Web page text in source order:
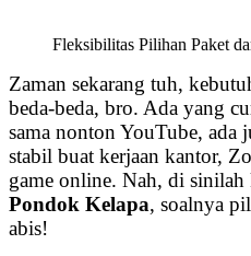
Fleksibilitas Pilihan Paket
Zaman sekarang tuh,
beda-beda, bro. Ada yang
sama nonton YouTube, ada
stabil buat kerjaan kantor,
game online. Nah, di sinilah
Pondok Kelapa, soalnya
abis!